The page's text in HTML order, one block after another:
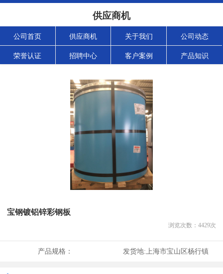
供应商机
公司首页 供应商机 关于我们 公司动态
荣誉认证 招聘中心 客户案例 产品知识
宝钢镀铝锌彩钢板
浏览次数： 4429次
产品规格： 发货地: 上海市宝山区杨行镇